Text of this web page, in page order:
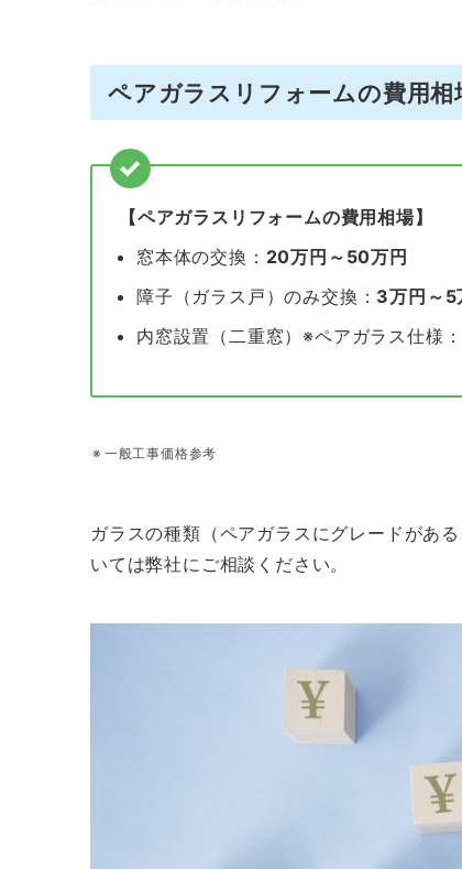
ペアガラスリフォームの費用相
【ペアガラスリフォームの費用相場】
窓本体の交換： 20万円～50万円
障子（ガラス戸）のみ交換： 3万円～5
内窓設置（二重窓）※ペアガラス仕様：
一般工事価格参考
ガラスの種類（ペアガラスにグレードがあ
いては弊社にご相談ください。